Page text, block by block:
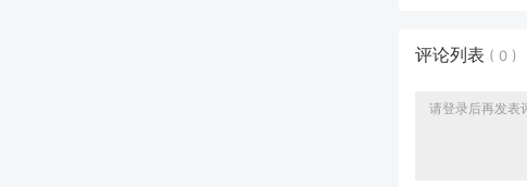
评论列表 ( 0 )